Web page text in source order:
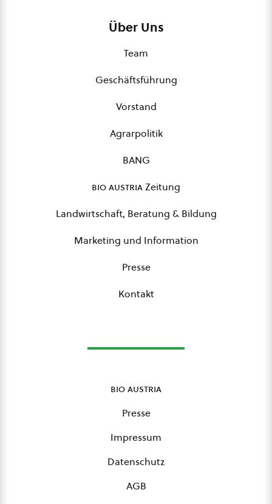
Über Uns
Team
Geschäftsführung
Vorstand
Agrarpolitik
BANG
bio austriaZeitung
Landwirtschaft, Beratung & Bildung
Marketing und Information
Presse
Kontakt
bio austria
Presse
Impressum
Datenschutz
AGB